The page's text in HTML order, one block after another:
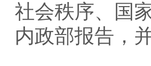
社会秩序、国
内政部报告，